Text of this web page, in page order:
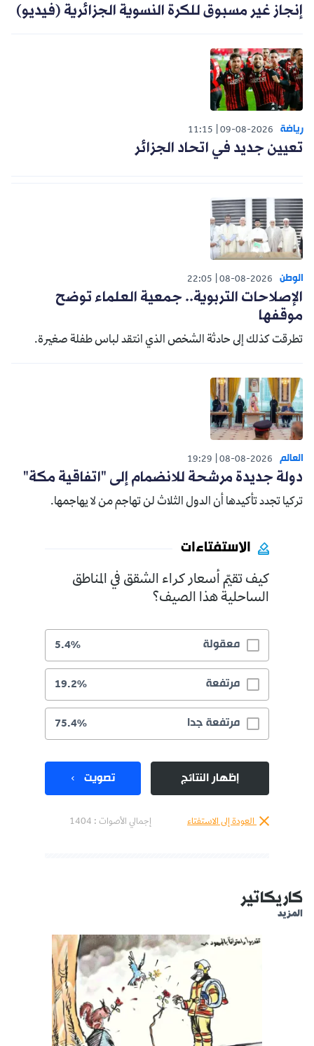
إنجاز غير مسبوق للكرة النسوية الجزائرية (فيديو)
رياضة 09-08-2026
11:15
تعيين جديد في اتحاد الجزائر
الوطن 08-08-2026
22:05
الإصلاحات التربوية.. جمعية العلماء توضح
موقفها
تطرقت كذلك إلى حادثة الشخص الذي انتقد لباس طفلة صغيرة.
العالم 08-08-2026
19:29
دولة جديدة مرشحة للانضمام إلى "اتفاقية مكة"
تركيا تجدد تأكيدها أن الدول الثلاث لن تهاجم من لا يهاجمها.
الاستفتاءات
كيف تقيّم أسعار كراء الشقق في المناطق
الساحلية هذا الصيف؟
معقولة 5.4%
مرتفعة 19.2%
مرتفعة جدا 75.4%
إظهار النتائج تصويت
العودة إلى الاستفتاء إجمالي الأصوات : 1404
كاريكاتير
المزيد